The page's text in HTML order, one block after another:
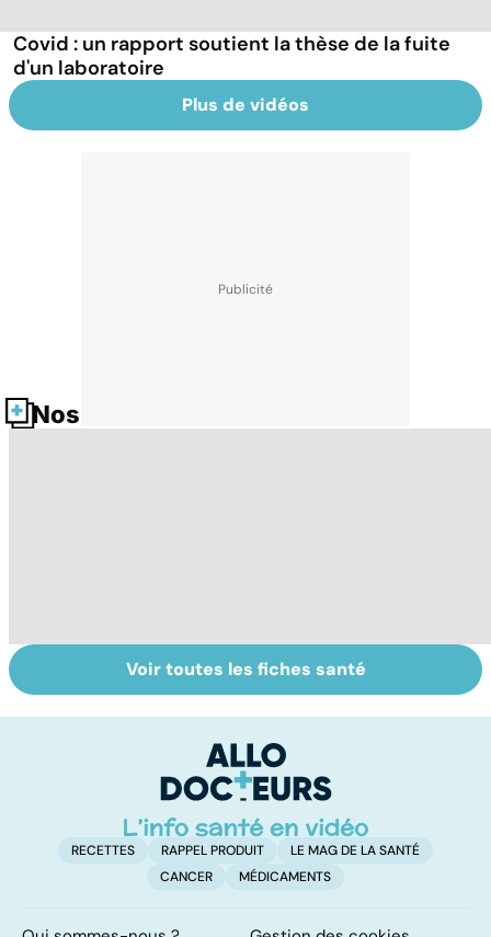
Covid : un rapport soutient la thèse de la fuite
d'un laboratoire
Plus de vidéos
Nos fiches santé
Tout savoir sur
les virus
Votre santé en
vacances
Voir toutes les fiches santé
RECETTES RAPPEL PRODUIT
LE MAG DE LA SANTÉ
CANCER
MÉDICAMENTS